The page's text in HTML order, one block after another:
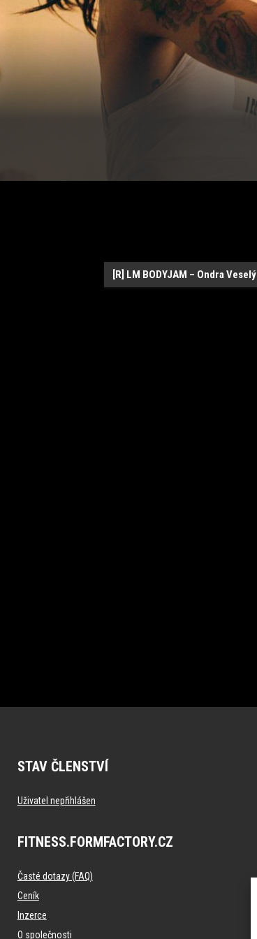
[R] LM BODYJAM – Ondra Veselý
STAV ČLENSTVÍ
Uživatel nepřihlášen
FITNESS.FORMFACTORY.CZ
Časté dotazy (FAQ)
Ceník
Inzerce
O společnosti